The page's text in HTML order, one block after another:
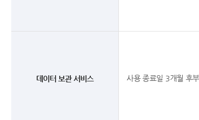
데이터 보관 서비스 사용 종료일 3개월 후